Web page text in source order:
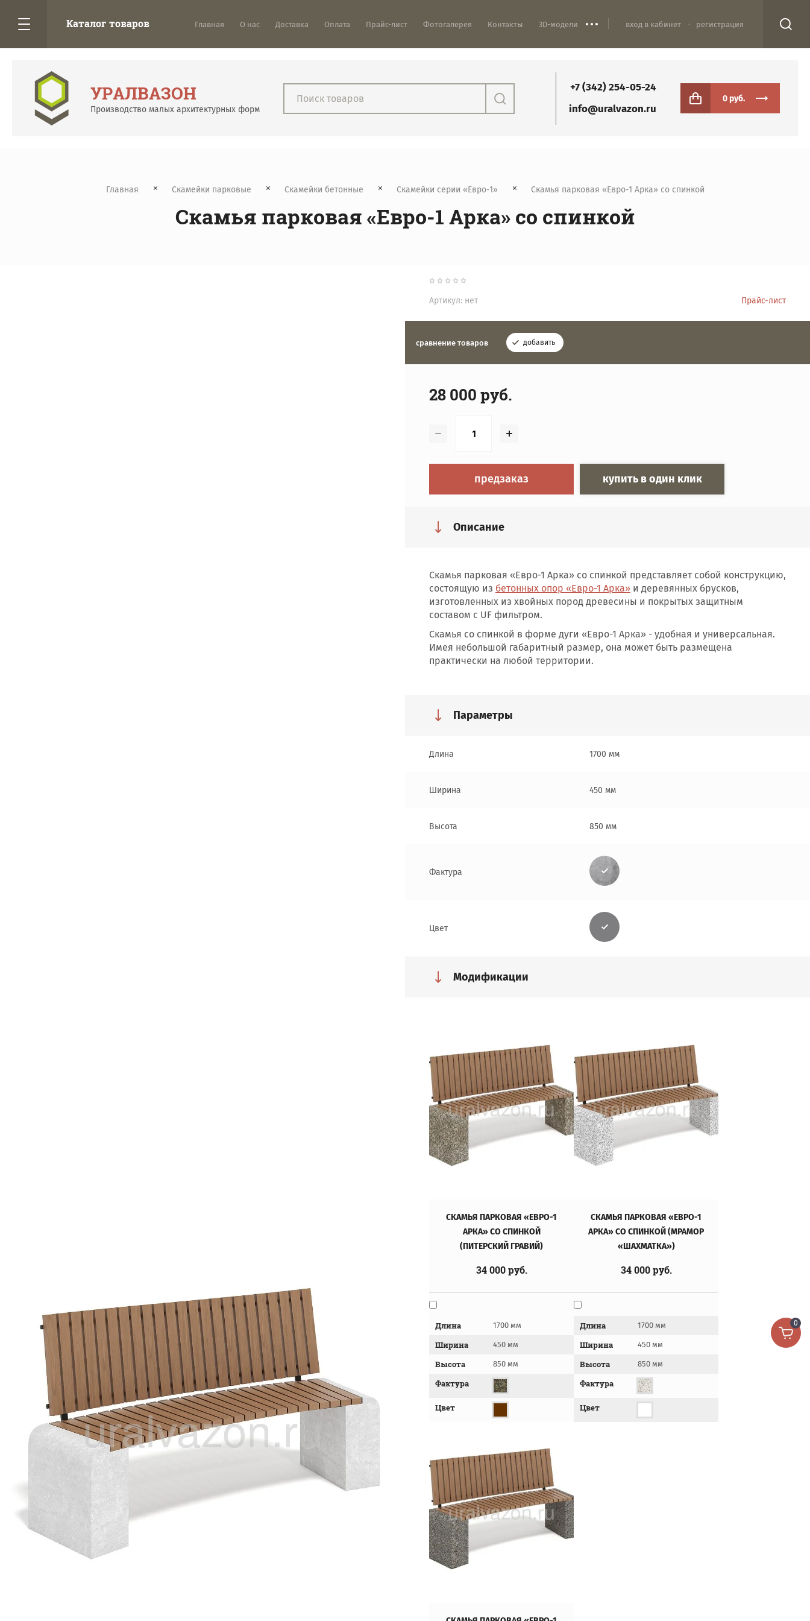
Каталог товаров Главная О нас Доставка Оплата Прайс-лист Фотогалерея Контакты 3D-модели вход в кабинет регистрация
УРАЛВАЗОН
Производство малых архитектурных форм
+7 (342) 254-05-24
info@uralvazon.ru
0 руб.
Главная Скамейки парковые Скамейки бетонные Скамейки серии «Евро-1»
  Скамья парковая «Евро-1 Арка» со спинкой
Скамья парковая «Евро-1 Арка» со спинкой
Артикул: нет Прайс-лист
сравнение товаров добавить
28 000 руб.
предзаказ купить в один клик
Описание
Скамья парковая «Евро-1 Арка» со спинкой представляет собой конструкцию,
состоящую из бетонных опор «Евро-1 Арка» и деревянных брусков,
изготовленных из хвойных пород древесины и покрытых защитным
составом с UF фильтром.
Скамья со спинкой в форме дуги «Евро-1 Арка» - удобная и универсальная.
Имея небольшой габаритный размер, она может быть размещена
практически на любой территории.
Параметры
Длина 1700 мм
Ширина 450 мм
Высота 850 мм
Фактура
Цвет
Модификации
СКАМЬЯ ПАРКОВАЯ «ЕВРО-1
АРКА» СО СПИНКОЙ
(ПИТЕРСКИЙ ГРАВИЙ)
34 000руб.
Длина 1700 мм
Ширина 450 мм
Высота 850 мм
Фактура
Цвет
СКАМЬЯ ПАРКОВАЯ «ЕВРО-1
АРКА» СО СПИНКОЙ (МРАМОР
«ШАХМАТКА»)
34 000руб.
Длина 1700 мм
Ширина 450 мм
Высота 850 мм
Фактура
Цвет
0